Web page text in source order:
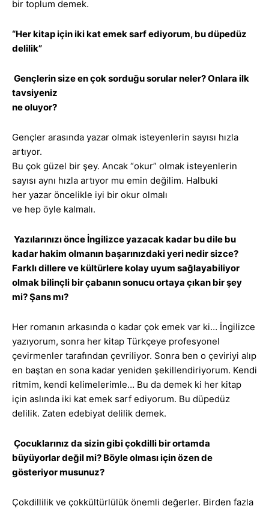
bir toplum demek.
“Her kitap için iki kat emek sarf ediyorum, bu düpedüz
delilik”
Gençlerin size en çok sorduğu sorular neler? Onlara ilk
tavsiyeniz
ne oluyor?
Gençler arasında yazar olmak isteyenlerin sayısı hızla
artıyor.
Bu çok güzel bir şey. Ancak “okur” olmak isteyenlerin
sayısı aynı hızla artıyor mu emin değilim. Halbuki
her yazar öncelikle iyi bir okur olmalı
ve hep öyle kalmalı.
Yazılarınızı önce İngilizce yazacak kadar bu dile bu
kadar hakim olmanın başarınızdaki yeri nedir sizce?
Farklı dillere ve kültürlere kolay uyum sağlayabiliyor
olmak bilinçli bir çabanın sonucu ortaya çıkan bir şey
mi? Şans mı?
Her romanın arkasında o kadar çok emek var ki… İngilizce
yazıyorum, sonra her kitap Türkçeye profesyonel
çevirmenler tarafından çevriliyor. Sonra ben o çeviriyi alıp
en baştan en sona kadar yeniden şekillendiriyorum. Kendi
ritmim, kendi kelimelerimle… Bu da demek ki her kitap
için aslında iki kat emek sarf ediyorum. Bu düpedüz
delilik. Zaten edebiyat delilik demek.
Çocuklarınız da sizin gibi çokdilli bir ortamda
büyüyorlar değil mi? Böyle olması için özen de
gösteriyor musunuz?
Çokdillilik ve çokkültürlülük önemli değerler. Birden fazla